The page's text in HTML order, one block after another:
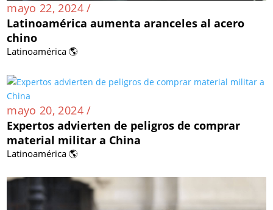
mayo 22, 2024 /
Latinoamérica aumenta aranceles al acero
chino
Latinoamérica 🌎
mayo 20, 2024 /
Expertos advierten de peligros de comprar
material militar a China
Latinoamérica 🌎